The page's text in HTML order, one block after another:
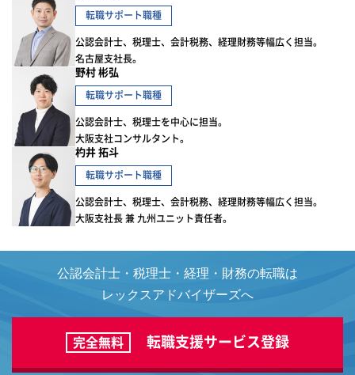
転職サポート職種
公認会計士、税理士、会計税務、経理財務等幅広く担当。
名古屋支社長。
野村 彬弘
転職サポート職種
公認会計士、税理士を中心に担当。
大阪支社コンサルタント。
杓井 拓斗
転職サポート職種
公認会計士、税理士、会計税務、経理財務等幅広く担当。
大阪支社長 兼 九州ユニット責任者。
公認会計士・税理士・経理・財務の転職は
レックスアドバイザーズへ
完全無料 転職支援サービス登録